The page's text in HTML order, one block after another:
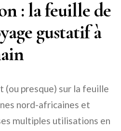
: la feuille de
gustatif à
(ou presque) sur la feuille
nord-africaines et
multiples utilisations en